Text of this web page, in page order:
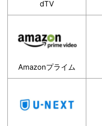
dTV
Amazonプライム